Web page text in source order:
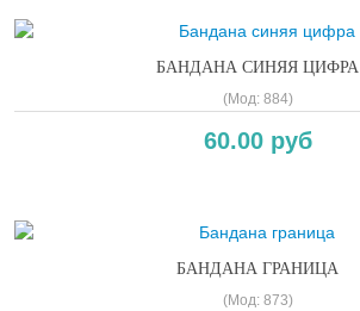
БАНДАНА СИНЯЯ ЦИФРА
(Мод: 884)
60.00 руб
БАНДАНА ГРАНИЦА
(Мод: 873)